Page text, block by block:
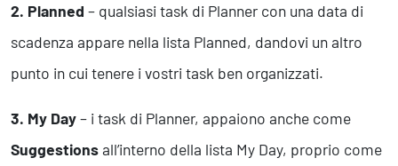
2. Planned – qualsiasi task di Planner con una data di
scadenza appare nella lista Planned, dandovi un altro
punto in cui tenere i vostri task ben organizzati.
3. My Day– i task di Planner, appaiono anche come
Suggestionsall’interno della lista My Day, proprio come